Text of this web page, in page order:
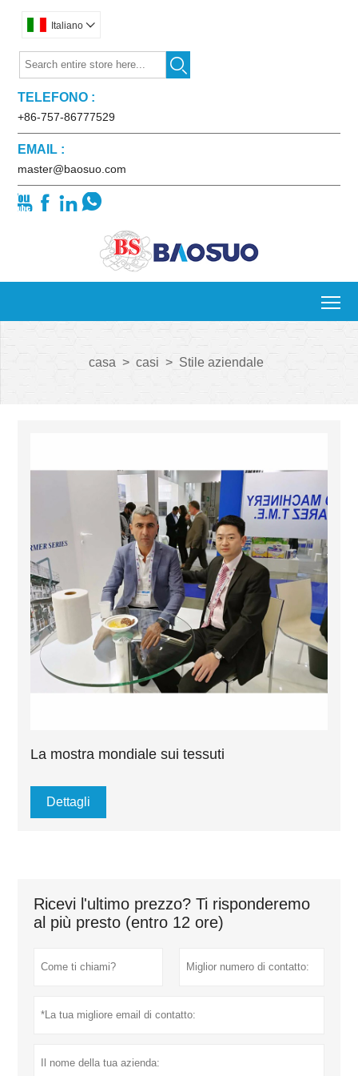
Italiano 

TELEFONO :
+86-757-86777529
EMAIL :
master@baosuo.com
   
casa > casi > Stile aziendale
La mostra mondiale sui tessuti
Dettagli
Ricevi l'ultimo prezzo? Ti risponderemo
al più presto (entro 12 ore)